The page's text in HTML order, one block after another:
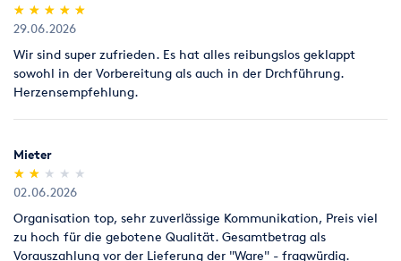
(*)
★
★
(*) ★
★
(*) ★
★
(*) ★
★
(*) ★
★
29.06.2026
Wir sind super zufrieden. Es hat alles reibungslos geklappt
sowohl in der Vorbereitung als auch in der Drchführung.
Herzensempfehlung.
Mieter
(*)
★
★
(*) ★
★
( ) ★
★
( ) ★
★
( ) ★
★
02.06.2026
Organisation top, sehr zuverlässige Kommunikation, Preis viel
zu hoch für die gebotene Qualität. Gesamtbetrag als
Vorauszahlung vor der Lieferung der "Ware" - fragwürdig.